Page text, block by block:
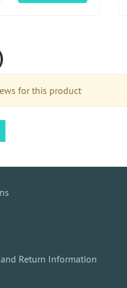
for this product
Return Information